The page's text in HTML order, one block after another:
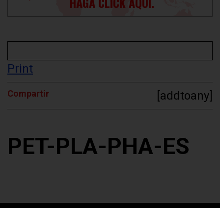
Print
Compartir [addtoany]
PET-PLA-PHA-ES